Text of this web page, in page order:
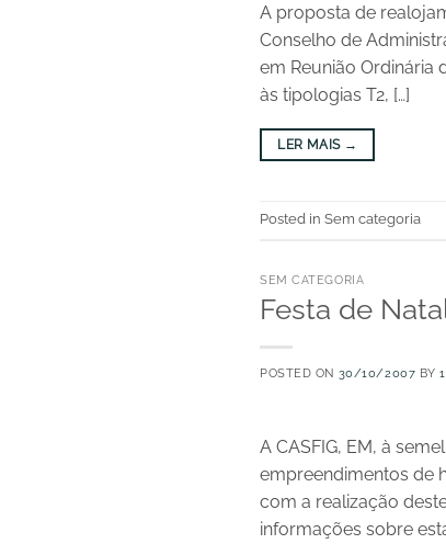
A proposta de
Conselho de
em Reunião Ordinária
às tipologias T2, […]
LER MAIS →
Posted in Sem categoria
SEM CATEGORIA
Festa de
POSTED ON 30/10/2007 BY
A CASFIG, EM, à
empreendimentos de
com a realização
informações sobre